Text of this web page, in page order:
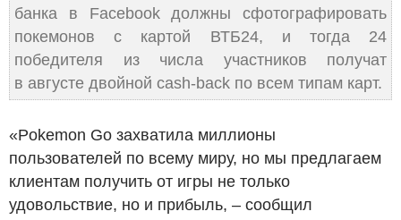
банка в Facebook должны сфотографировать
покемонов с картой ВТБ24, и тогда 24
победителя из числа участников получат
в августе двойной cash-back по всем типам карт.
«Pokemon Go захватила миллионы
пользователей по всему миру, но мы предлагаем
клиентам получить от игры не только
удовольствие, но и прибыль, – сообщил